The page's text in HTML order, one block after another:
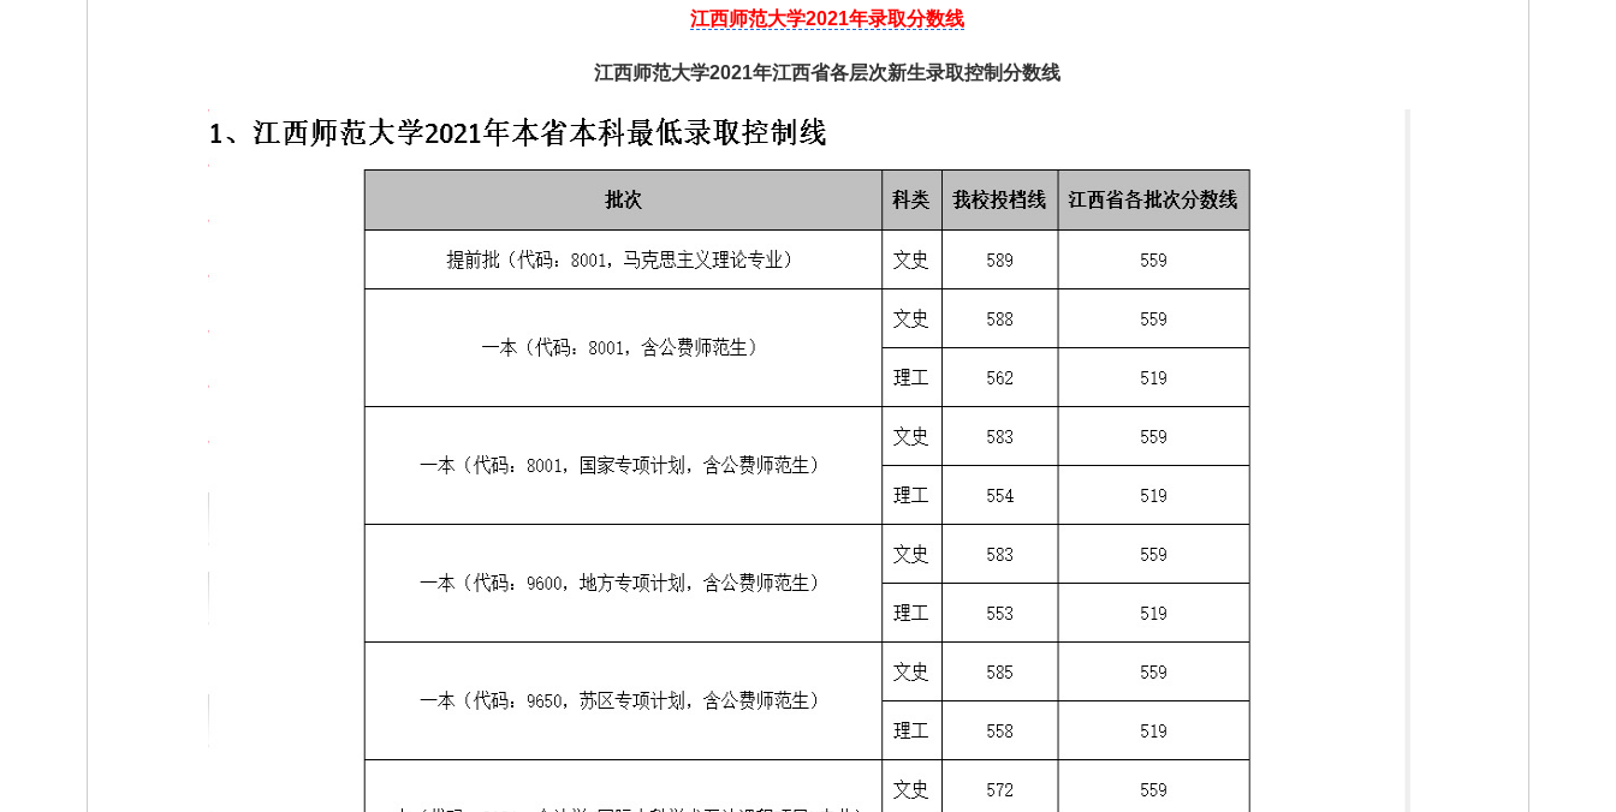
江西师范大学2021年录取分数线
江西师范大学2021年江西省各层次新生录取控制分数线